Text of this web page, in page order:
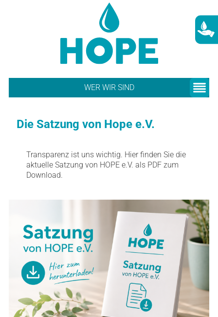
WER WIR SIND
Die Satzung von Hope e.V.
Transparenz ist uns wichtig. Hier finden Sie die
aktuelle Satzung von HOPE e.V. als PDF zum
Download.